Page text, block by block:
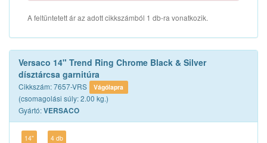
A feltüntetett ár az adott cikkszámból 1 db-ra vonatkozik.
Versaco 14" Trend Ring Chrome Black & Silver
dísztárcsa garnitúra
Cikkszám: 7657-VRS Vágólapra
(csomagolási súly: 2.00 kg.)
Gyártó:VERSACO
14" 4 db